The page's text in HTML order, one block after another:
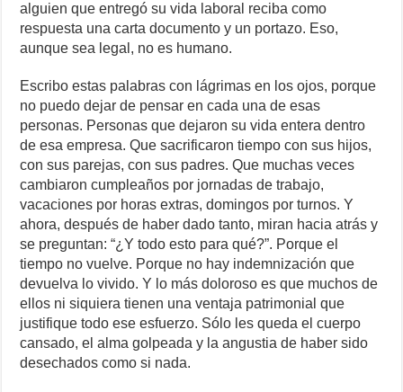
alguien que entregó su vida laboral reciba como
respuesta una carta documento y un portazo. Eso,
aunque sea legal, no es humano.
Escribo estas palabras con lágrimas en los ojos, porque
no puedo dejar de pensar en cada una de esas
personas. Personas que dejaron su vida entera dentro
de esa empresa. Que sacrificaron tiempo con sus hijos,
con sus parejas, con sus padres. Que muchas veces
cambiaron cumpleaños por jornadas de trabajo,
vacaciones por horas extras, domingos por turnos. Y
ahora, después de haber dado tanto, miran hacia atrás y
se preguntan: “¿Y todo esto para qué?”. Porque el
tiempo no vuelve. Porque no hay indemnización que
devuelva lo vivido. Y lo más doloroso es que muchos de
ellos ni siquiera tienen una ventaja patrimonial que
justifique todo ese esfuerzo. Sólo les queda el cuerpo
cansado, el alma golpeada y la angustia de haber sido
desechados como si nada.